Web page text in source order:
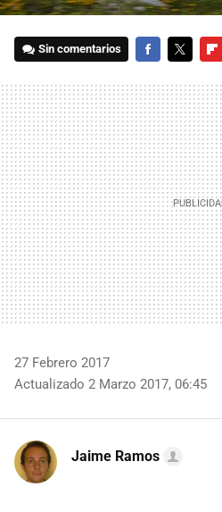
Sin comentarios
27 Febrero 2017
Actualizado 2 Marzo 2017, 06:45
Jaime Ramos